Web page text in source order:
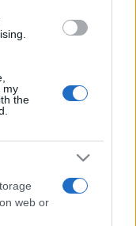
my
the
web or
laurea a